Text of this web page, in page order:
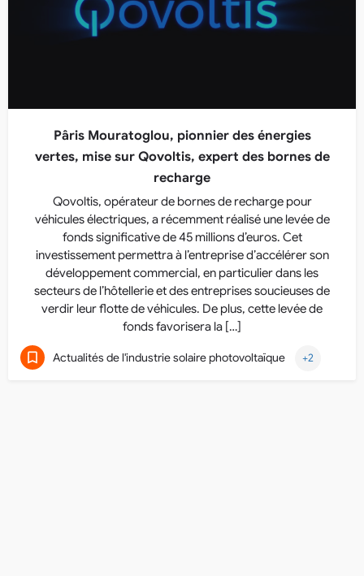
Pâris Mouratoglou, pionnier des énergies
vertes, mise sur Qovoltis, expert des bornes de
recharge
Qovoltis, opérateur de bornes de recharge pour
véhicules électriques, a récemment réalisé une levée de
fonds significative de 45 millions d’euros. Cet
investissement permettra à l’entreprise d’accélérer son
développement commercial, en particulier dans les
secteurs de l’hôtellerie et des entreprises soucieuses de
verdir leur flotte de véhicules. De plus, cette levée de
fonds favorisera la […]
Actualités de l'industrie solaire photovoltaïque +2